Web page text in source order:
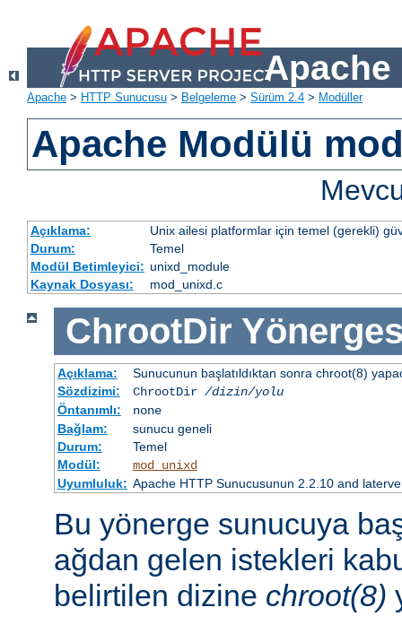
Apache
Apache > HTTP Sunucusu > Belgeleme > Sürüm 2.4 > Modüller
Apache Modülü
Açıklama:
Unix ailesi platformlar için temel (gerekli)
Durum:
Temel
Modül Betimleyici: unixd_module
Kaynak Dosyası:
mod_unixd.c
ChrootDir
Açıklama:
Sunucunun başlatıldıktan sonra chroot(8)
Sözdizimi:
ChrootDir /dizin/yolu
Öntanımlı:
none
Bağlam:
sunucu geneli
Durum:
Temel
Modül:
mod_unixd
Uyumluluk: Apache HTTP Sunucusunun 2.2.10 and
Bu yönerge sunucuya
ağdan gelen istekleri
belirtilen dizine chroot(8)